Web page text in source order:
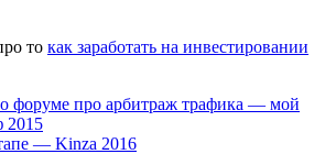
то как заработать на инвестировании
форуме про арбитраж трафика — мой
2015
— Kinza 2016